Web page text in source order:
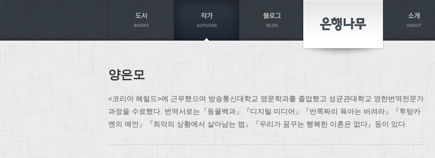
양은모
<코리아 헤럴드>에 근무했으며 방송통신대학교 영문학과를 졸업했고 성균관대학교 영한번역전문가
과정을 수료했다. 번역서로는『동물백과』『디지털 미디어』『반쪽짜리 육아는 버려라』『투탕카
멘의 예언』『최악의 상황에서 살아남는 법』『우리가 꿈꾸는 행복한 이혼은 없다』등이 있다.